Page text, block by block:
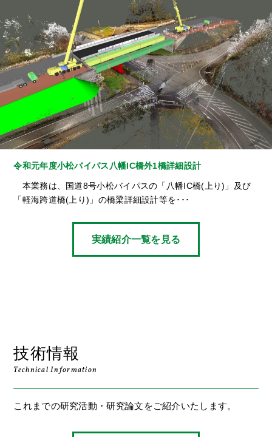
令和元年度小松バイパス八幡IC橋外1橋詳細設計
本業務は、国道8号小松バイパスの「八幡IC橋(上り)」及び
「軽海跨道橋(上り)」の橋梁詳細設計等を･･･
実績紹介一覧を見る
技術情報
Technical Information
これまでの研究活動・研究論文をご紹介いたします。